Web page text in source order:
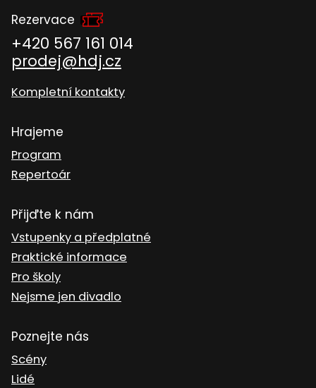
Rezervace
+420 567 161 014
prodej@hdj.cz
Kompletní kontakty
Hrajeme
Program
Repertoár
Přijďte k nám
Vstupenky a předplatné
Praktické informace
Pro školy
Nejsme jen divadlo
Poznejte nás
Scény
Lidé